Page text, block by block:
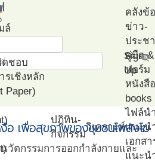
ล์
visibility_off
Sign
Up
ดชอบ
รเชิงหลัก
Paper)
ปฎิทิน-
กิจกรรม
วิเคราะห์
คลังข้
ข่าว-
ประช
คู่มือ
ฟอร์ม
หนังสื
books
ไฟล์น
แนะน
เอกสา
แนะน
งื่อ เพื่อสุขภาพของชุมชนโพสังโฆ
วัตกรรมการออกกำลังกายและ